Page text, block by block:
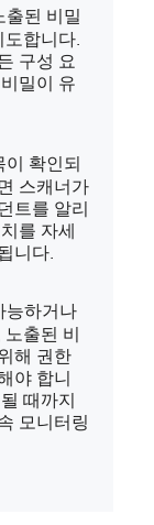
된 비밀
합니다.
구성 요
밀이 유
확인되
스캐너가
트를 알리
를 자세
니다.
능하거나
출된 비
해 권한
야 합니
때까지
모니터링